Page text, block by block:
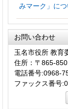
みマーク」に
お問い合わせ
玉名市役所 教育
住所：〒865-
電話番号:0968-
ファックス番号